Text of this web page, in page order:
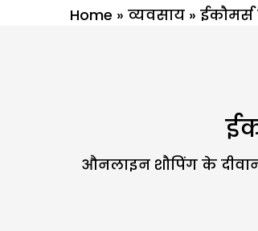
Home » व्यवसाय »
औनलाइन शौपिंग के